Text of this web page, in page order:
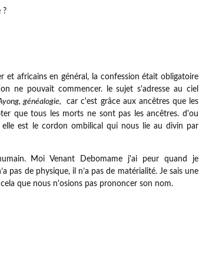
?
et africains en général, la confession était obligatoire
ne pouvait commencer. le sujet s'adresse au ciel
généalogie,
car c'est grâce aux ancêtres que les
que tous les morts ne sont pas les ancêtres. d'ou
elle est le cordon ombilical qui nous lie au divin par
Moi Venant Debomame j'ai peur quand je
pas de physique, il n’a pas de matérialité. Je sais une
que nous n'osions pas prononcer son nom.